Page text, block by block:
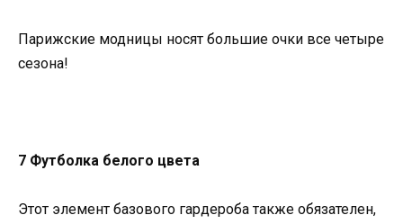
Парижские модницы носят большие очки все четыре
сезона!
7 Футболка белого цвета
Этот элемент базового гардероба также обязателен,